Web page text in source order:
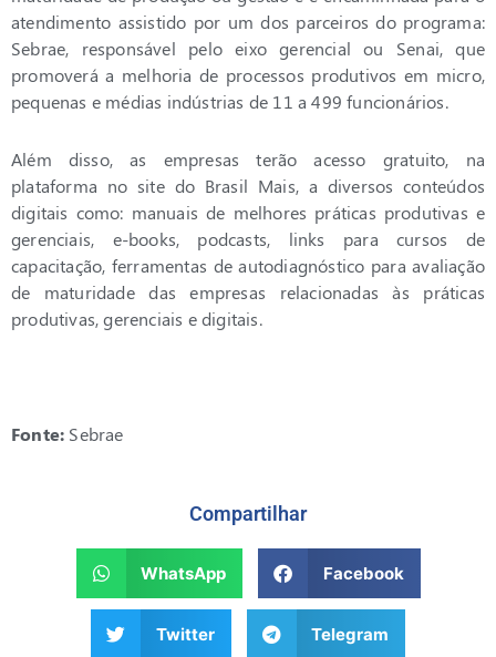
atendimento assistido por um dos parceiros do programa:
Sebrae, responsável pelo eixo gerencial ou Senai, que
promoverá a melhoria de processos produtivos em micro,
pequenas e médias indústrias de 11 a 499 funcionários.
Além disso, as empresas terão acesso gratuito, na
plataforma no site do Brasil Mais, a diversos conteúdos
digitais como: manuais de melhores práticas produtivas e
gerenciais, e-books, podcasts, links para cursos de
capacitação, ferramentas de autodiagnóstico para avaliação
de maturidade das empresas relacionadas às práticas
produtivas, gerenciais e digitais.
Fonte: Sebrae
Compartilhar
WhatsApp Facebook
Twitter Telegram